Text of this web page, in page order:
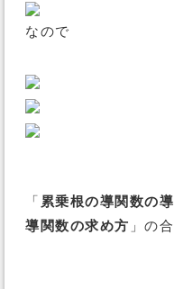
なので
「 累乗根の導関数の
導関数の求め方 」の